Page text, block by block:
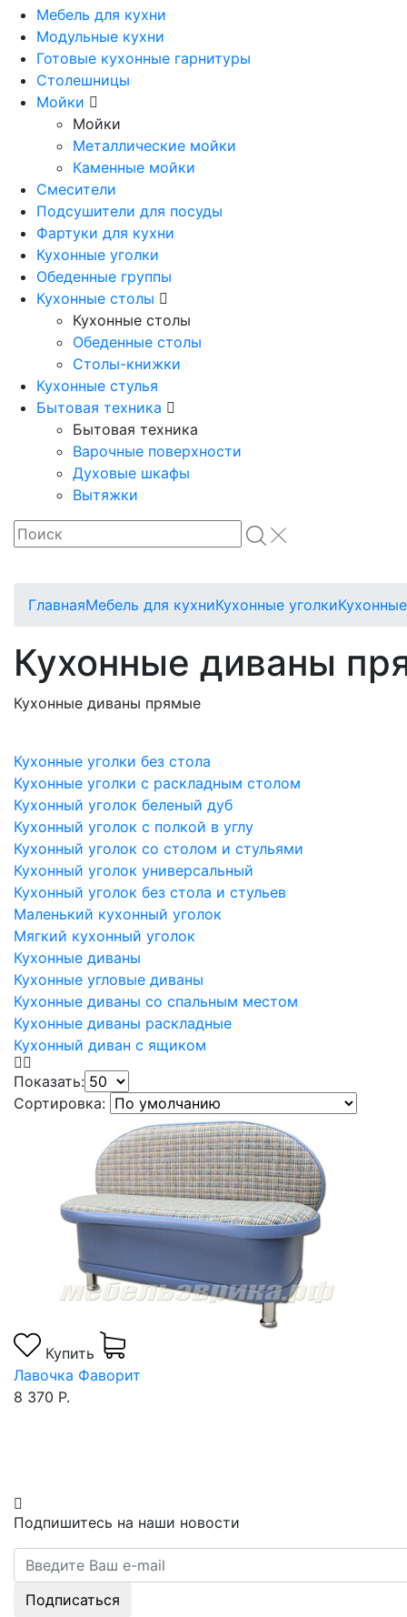
Мебель для кухни
Модульные кухни
Готовые кухонные гарнитуры
Столешницы
Мойки
Мойки
Металлические мойки
Каменные мойки
Смесители
Подсушители для посуды
Фартуки для кухни
Кухонные уголки
Обеденные группы
Кухонные столы
Кухонные столы
Обеденные столы
Столы-книжки
Кухонные стулья
Бытовая техника
Бытовая техника
Варочные поверхности
Духовые шкафы
Вытяжки
ГлавнаяМебель для кухниКухонные уголки
Кухонные диваны
Кухонные диваны прямые
Кухонные уголки без стола
Кухонные уголки с раскладным столом
Кухонный уголок беленый дуб
Кухонный уголок с полкой в углу
Кухонный уголок со столом и стульями
Кухонный уголок универсальный
Кухонный уголок без стола и стульев
Маленький кухонный уголок
Мягкий кухонный уголок
Кухонные диваны
Кухонные угловые диваны
Кухонные диваны со спальным местом
Кухонные диваны раскладные
Кухонный диван с ящиком
Показать:
Сортировка:
Купить
Лавочка Фаворит
8 370 Р.
Подпишитесь на наши новости
Подписаться